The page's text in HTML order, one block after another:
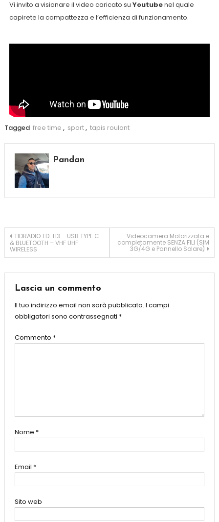
Vi invito a visionare il video caricato su Youtubenel quale
capirete la compattezza e l’efficienza di funzionamento.
Tagged free time , sport, tapis roulant
Pandan
TIDRADIO TD-H3 – USB TYPE C
& BLUETOOTH – VHF UHF
WIRELESS
Videocamera Motorizzata e
completamente SENZA FILI (SIM
3G/4G e Pannello Solare)
Lascia un commento
Il tuo indirizzo email non sarà pubblicato. I campi
obbligatori sono contrassegnati *
Commento *
Nome *
Email *
Sito web